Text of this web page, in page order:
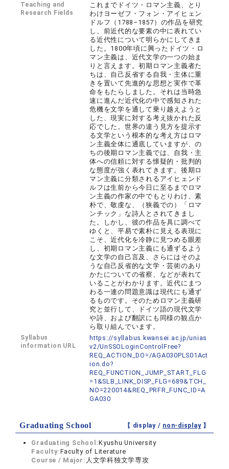
Teaching and
Research Fields
これまでドイツ・ロマン主義、とり
わけヨーゼフ・フォン・アイヒェン
ドルフ（1788–1857）の作品を研究
し、前近代的な要素の中に表れてい
る近代性について明らかにしてきま
した。1800年頃に興ったドイツ・ロ
マン主義は、近代文学の一つの始ま
りと言えます。初期ロマン主義者た
ちは、自己反省する自我・主体に重
きを置いて先進的な思想と実作で革
命をもたらしました。それは当時急
速に進んだ近代化の中で感知された
危機を文学を通して乗り越えようと
した、現実に対する考え抜かれた反
応でした。世界の違う見方を提示す
る文学という根本的な考え方はロマ
ン主義全体に通底していますが、の
ちの後期ロマン主義では、自我・主
体への信頼に対する懐疑的・批判的
な態度が強く表れてきます。後期ロ
マン主義に分類されるアイヒェンド
ルフは生前から今日に至るまでロマ
ン主義の作家の中でもとりわけ、素
朴で、敬虔な、（狭義での）「ロマ
ンチック」な詩人とされてきまし
た。しかし、彼の作品を具に調べて
ゆくと、平易で素朴に見える表現に
こそ、近代化を冷静に見つめる眼差
し、初期ロマン主義にも通ずるよう
な文学の自己言及、さらにはそのよ
うな自己反省的な文学・芸術のあり
かたについての省察、などが表れて
いることがわかります。近代にまつ
わる一連の問題意識は現代にも通ず
るものです。そのためロマン主義研
究と並行して、ドイツ語の現代文学
や詩、および翻訳にも同様の観点か
ら取り組んでいます。
Syllabus
information URL
https://syllabus.kwansei.ac.jp/unias
v2/UnSSOLoginControlFree?
REQ_ACTION_DO=/AGA030PLS01Act
ion.do?
REQ_FUNCTION_JUMP_START_FLG
=1&SLB_LINK_DISP_FLG=689&TCH_
NO=220014&REQ_PRFR_FUNC_ID=A
GA030
Graduating School 【 display / non-display】
Graduating School:Kyushu University
Faculty:Faculty of Literature
Course / Major: 人文学科独文学専攻